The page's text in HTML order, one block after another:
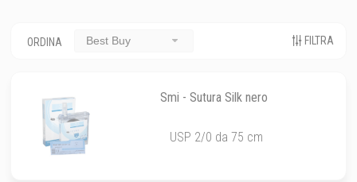
ORDINA Best Buy FILTRA
Smi - Sutura Silk nero
USP 2/0 da 75 cm